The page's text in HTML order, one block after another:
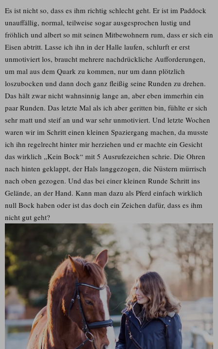
Es ist nicht so, dass es ihm richtig schlecht geht. Er ist im Paddock
unauffällig, normal, teilweise sogar ausgesprochen lustig und
fröhlich und albert so mit seinen Mitbewohnern rum, dass er sich ein
Eisen abtritt. Lasse ich ihn in der Halle laufen, schlurft er erst
unmotiviert los, braucht mehrere nachdrückliche Aufforderungen,
um mal aus dem Quark zu kommen, nur um dann plötzlich
loszubocken und dann doch ganz fleißig seine Runden zu drehen.
Das hält zwar nicht wahnsinnig lange an, aber eben immerhin ein
paar Runden. Das letzte Mal als ich aber geritten bin, fühlte er sich
sehr matt und steif an und war sehr unmotiviert. Und letzte Wochen
waren wir im Schritt einen kleinen Spaziergang machen, da musste
ich ihn regelrecht hinter mir herziehen und er machte ein Gesicht
das wirklich „Kein Bock“ mit 5 Ausrufezeichen schrie. Die Ohren
nach hinten geklappt, der Hals langgezogen, die Nüstern mürrisch
nach oben gezogen. Und das bei einer kleinen Runde Schritt ins
Gelände, an der Hand. Kann man dazu als Pferd einfach wirklich
null Bock haben oder ist das doch ein Zeichen dafür, dass es ihm
nicht gut geht?